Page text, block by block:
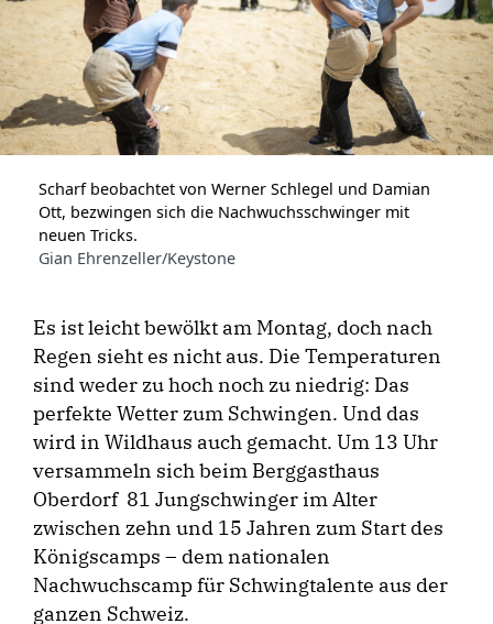
Scharf beobachtet von Werner Schlegel und Damian
Ott, bezwingen sich die Nachwuchsschwinger mit
neuen Tricks.
Gian Ehrenzeller/Keystone
Es ist leicht bewölkt am Montag, doch nach
Regen sieht es nicht aus. Die Temperaturen
sind weder zu hoch noch zu niedrig: Das
perfekte Wetter zum Schwingen. Und das
wird in Wildhaus auch gemacht. Um 13 Uhr
versammeln sich beim Berggasthaus
Oberdorf 81 Jungschwinger im Alter
zwischen zehn und 15 Jahren zum Start des
Königscamps – dem nationalen
Nachwuchscamp für Schwingtalente aus der
ganzen Schweiz.